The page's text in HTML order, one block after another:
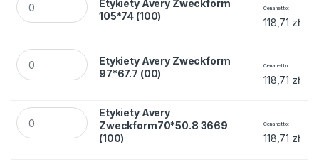
Etykiety Avery Zweckform
105*74 (100)
Cena netto
118,71 zł
Etykiety Avery Zweckform 97*67.7 (00) quantity
Etykiety Avery Zweckform
97*67.7 (00)
Cena netto
118,71 zł
Etykiety Avery Zweckform70*50.8 3669 (100) quantity
Etykiety Avery
Zweckform70*50.8 3669
(100)
Cena netto
118,71 zł